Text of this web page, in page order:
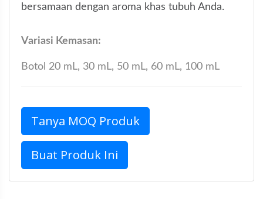
bersamaan dengan aroma khas tubuh Anda.
Variasi Kemasan:
Botol 20 mL, 30 mL, 50 mL, 60 mL, 100 mL
Tanya MOQ Produk
Buat Produk Ini